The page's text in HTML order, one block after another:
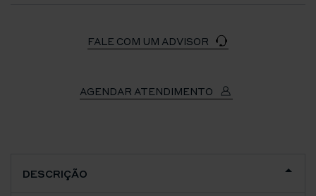
FALE COM UM ADVISOR
AGENDAR ATENDIMENTO
DESCRIÇÃO